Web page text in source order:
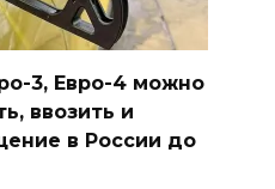
3, Евро-4 можно
ввозить и
в России до